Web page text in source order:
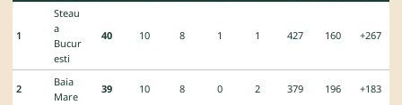
1
Steau
a
Bucur
esti
40 10 8 1 1 427 160 +267
2
Baia
Mare
39 10 8 0 2 379 196 +183